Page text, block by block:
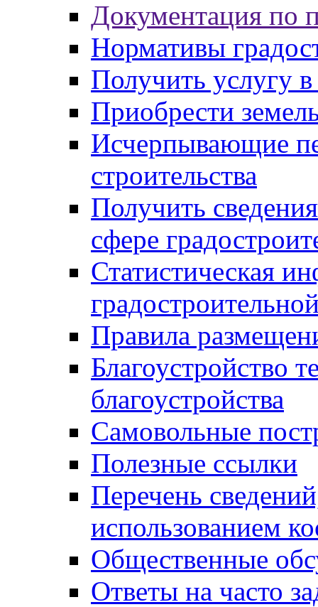
Документация по
Нормативы
Получить услугу в
Приобрести
Исчерпывающие
строительства
Получить
сфере
Статистическая
Правила
Благоустройство
благоустройства
Самовольные
Полезные ссылки
Перечень
использованием
Общественные
Ответы на часто